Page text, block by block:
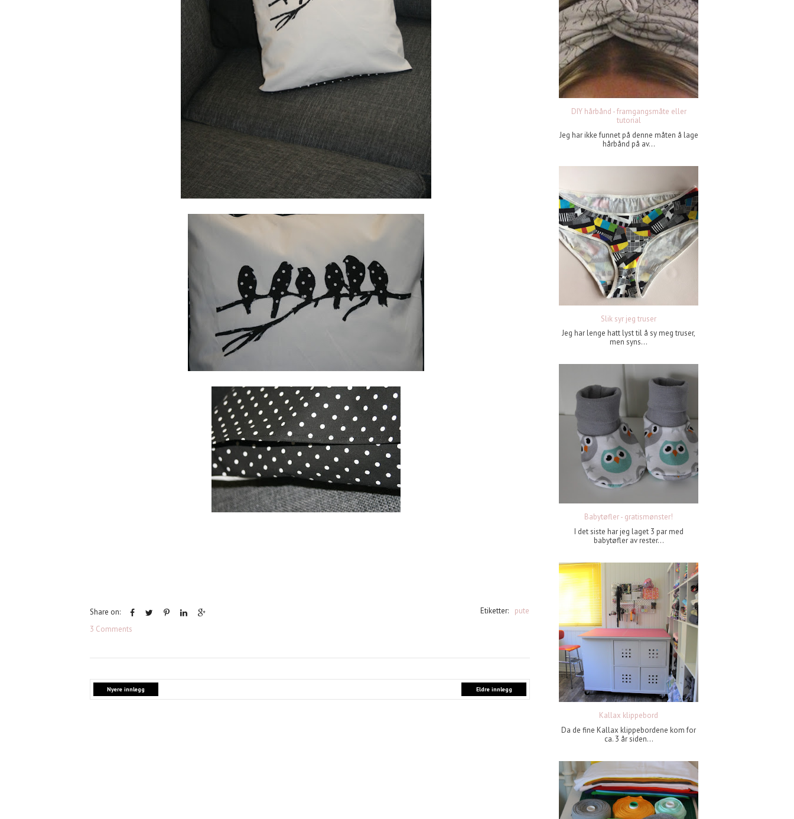
Share on:
3 Comments
Etiketter: pute
Nyere innlegg Eldre innlegg
DIY hårbånd - framgangsmåte eller
tutorial
Jeg har ikke funnet på denne måten å lage
hårbånd på av...
Slik syr jeg truser
Jeg har lenge hatt lyst til å sy meg truser,
men syns...
Babytøfler - gratismønster!
I det siste har jeg laget 3 par med
babytøfler av rester...
Kallax klippebord
Da de fine Kallax klippebordene kom for
ca. 3 år siden...